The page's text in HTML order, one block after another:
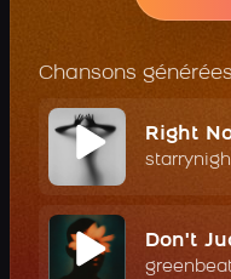
Chansons
Right
Don't